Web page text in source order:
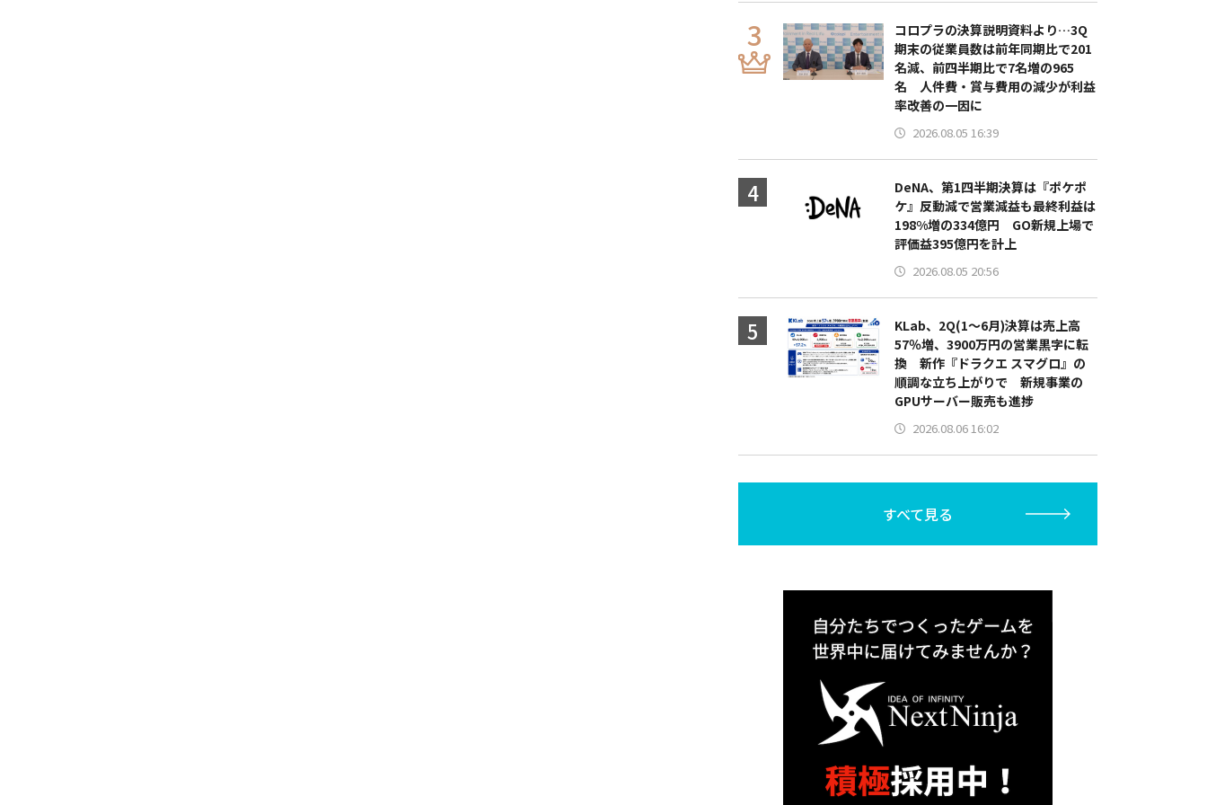
コロプラの決算説明資料より…3Q
期末の従業員数は前年同期比で201
名減、前四半期比で7名増の965
名 人件費・賞与費用の減少が利益
率改善の一因に
2026.08.05 16:39
DeNA、第1四半期決算は『ポケポ
ケ』反動減で営業減益も最終利益は
198%増の334億円 GO新規上場で
評価益395億円を計上
2026.08.05 20:56
KLab、2Q(1～6月)決算は売上高
57％増、3900万円の営業黒字に転
換 新作『ドラクエ スマグロ』の
順調な立ち上がりで 新規事業の
GPUサーバー販売も進捗
2026.08.06 16:02
すべて見る